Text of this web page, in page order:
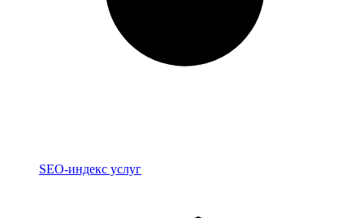
Индекс
SEO-индекс услуг